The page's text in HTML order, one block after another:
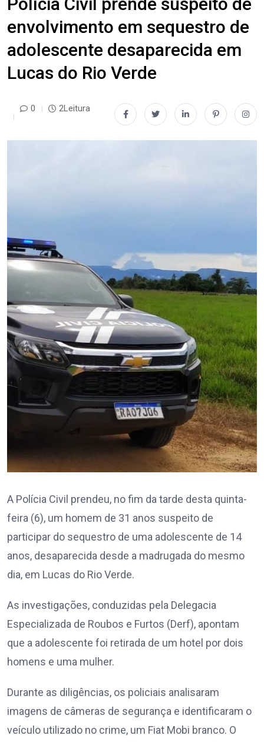
envolvimento em sequestro de
adolescente desaparecida em
Lucas do Rio Verde
0 2Leitura
A Polícia Civil prendeu, no fim da tarde desta quinta-
feira (6), um homem de 31 anos suspeito de
participar do sequestro de uma adolescente de 14
anos, desaparecida desde a madrugada do mesmo
dia, em Lucas do Rio Verde.
As investigações, conduzidas pela Delegacia
Especializada de Roubos e Furtos (Derf), apontam
que a adolescente foi retirada de um hotel por dois
homens e uma mulher.
Durante as diligências, os policiais analisaram
imagens de câmeras de segurança e identificaram o
veículo utilizado no crime, um Fiat Mobi branco. O